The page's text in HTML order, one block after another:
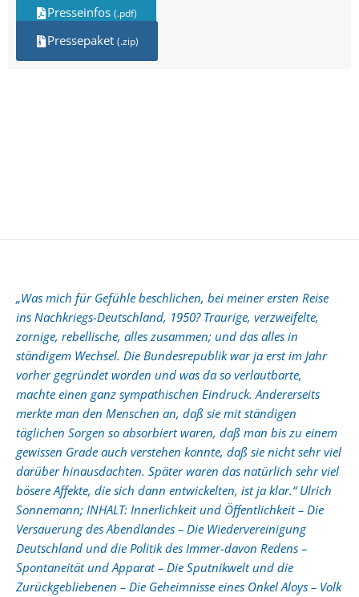
Presseinfos (.pdf)
Pressepaket (.zip)
„Was mich für Gefühle beschlichen, bei meiner ersten Reise
ins Nachkriegs-Deutschland, 1950? Traurige, verzweifelte,
zornige, rebellische, alles zusammen; und das alles in
ständigem Wechsel. Die Bundesrepublik war ja erst im Jahr
vorher gegründet worden und was da so verlautbarte,
machte einen ganz sympathischen Eindruck. Andererseits
merkte man den Menschen an, daß sie mit ständigen
täglichen Sorgen so absorbiert waren, daß man bis zu einem
gewissen Grade auch verstehen konnte, daß sie nicht sehr viel
darüber hinausdachten. Später waren das natürlich sehr viel
bösere Affekte, die sich dann entwickelten, ist ja klar.“ Ulrich
Sonnemann; INHALT: Innerlichkeit und Öffentlichkeit – Die
Versauerung des Abendlandes – Die Wiedervereinigung
Deutschland und die Politik des Immer-davon Redens –
Spontaneität und Apparat – Die Sputnikwelt und die
Zurückgebliebenen – Die Geheimnisse eines Onkel Aloys – Volk